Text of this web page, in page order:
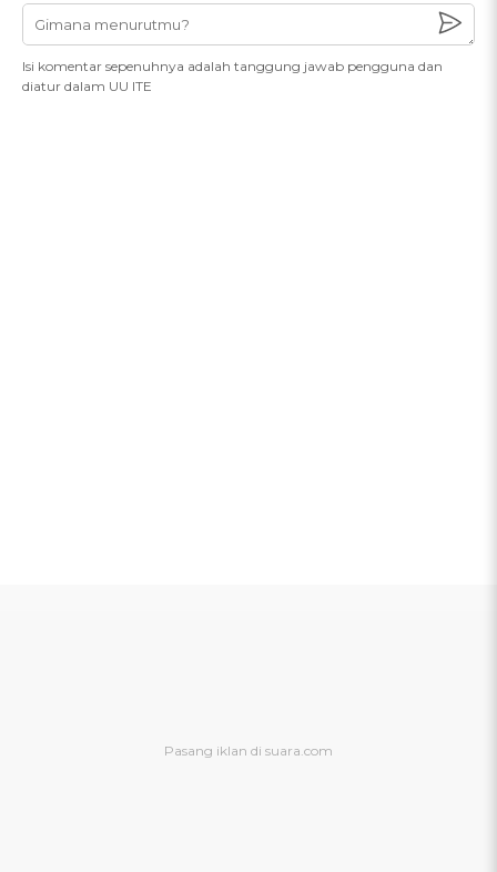
Isi komentar sepenuhnya adalah tanggung jawab pengguna dan
diatur dalam UU ITE